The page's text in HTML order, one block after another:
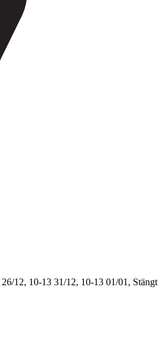
26/12, 10-13 31/12, 10-13 01/01, Stängt